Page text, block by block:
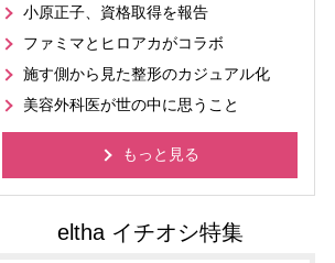
小原正子、資格取得を報告
ファミマとヒロアカがコラボ
施す側から見た整形のカジュアル化
美容外科医が世の中に思うこと
もっと見る